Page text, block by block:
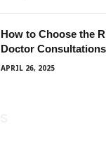
How to Choose the
Doctor
APRIL 26, 2025